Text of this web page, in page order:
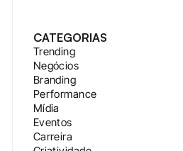
CATEGORIAS
Trending
Negócios
Branding
Performance
Mídia
Eventos
Carreira